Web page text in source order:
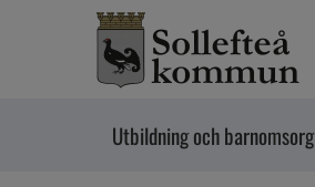
Hoppa till innehåll
Utbildning och barnomsorg